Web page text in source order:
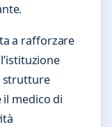
a rafforzare
strutture
medico di